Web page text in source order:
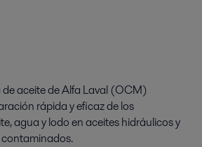
de aceite de Alfa Laval (OCM)
rápida y eficaz de los
agua y lodo en aceites hidráulicos y